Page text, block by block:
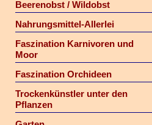
Beerenobst / Wildobst
Nahrungsmittel-Allerlei
Faszination Karnivoren und
Moor
Faszination Orchideen
Trockenkünstler unter den
Pflanzen